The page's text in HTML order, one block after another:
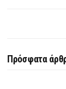
Πρόσφατα